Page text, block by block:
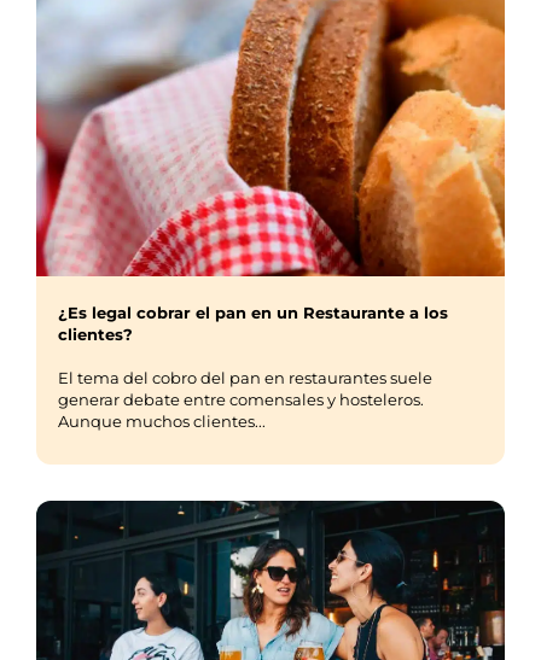
¿Es legal cobrar el pan en un Restaurante a los
clientes?
El tema del cobro del pan en restaurantes suele
generar debate entre comensales y hosteleros.
Aunque muchos clientes...